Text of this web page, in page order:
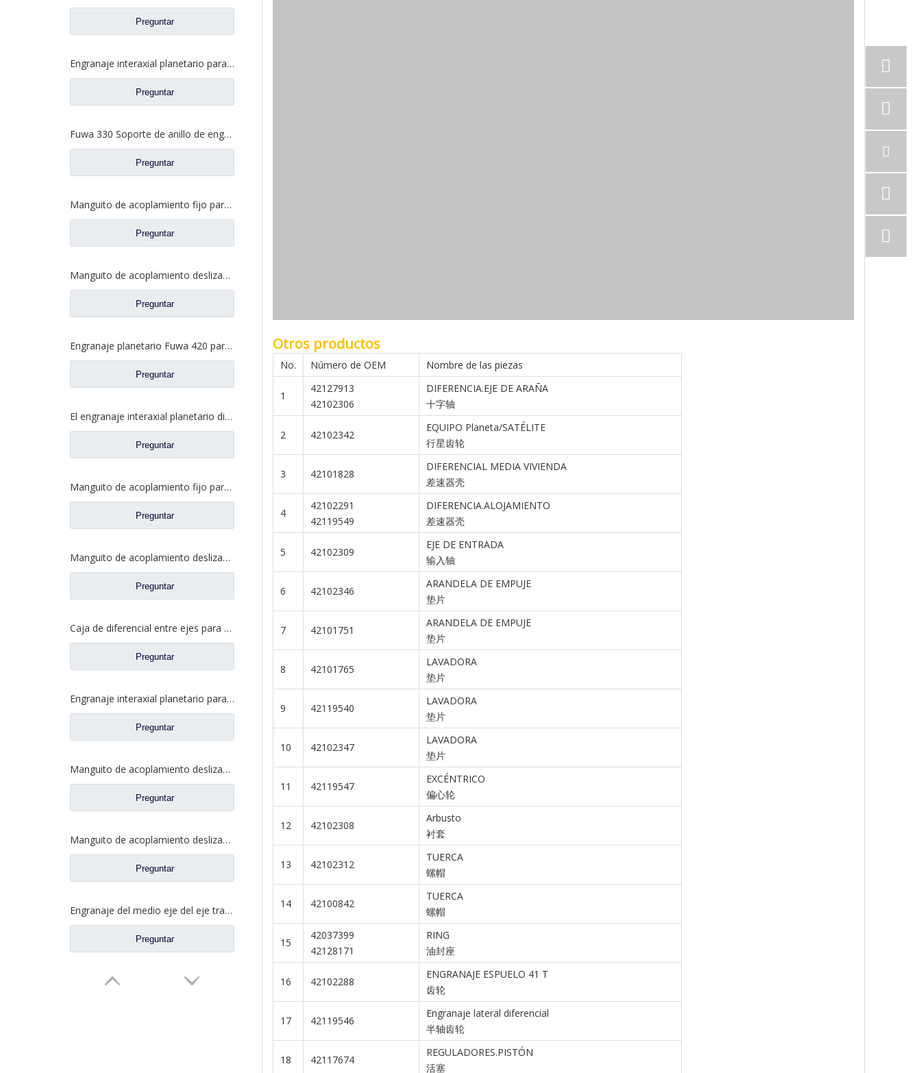
Preguntar
Engranaje interaxial planetario para piezas de camiones Fuwa 2SCF0040M0-8
Preguntar
Fuwa 330 Soporte de anillo de engranaje interno para Fuwa 330 Axle Ford Truck Repuestos FC0040M0-8
Preguntar
Manguito de acoplamiento fijo para repuestos de camiones Ford 2SBF0052M0-0
Preguntar
Manguito de acoplamiento deslizante entre ejes para repuestos de camiones Ford BF0401M0-8
Preguntar
Engranaje planetario Fuwa 420 para piezas de camiones Fuwa CF0401M0-9
Preguntar
El engranaje interaxial planetario diferencial de Interaxle para el camión de Fuwa parte CF0402M0-0
Preguntar
Manguito de acoplamiento fijo para repuestos 2SBF0050M0-8 de Ford Truck de eje Fuwa 470
Preguntar
Manguito de acoplamiento deslizante para repuestos BF0047M0-4 de Ford Truck de eje Fuwa 330
Preguntar
Caja de diferencial entre ejes para piezas de camiones Fuwa AY0412M0-8
Preguntar
Engranaje interaxial planetario para piezas de camiones Fuwa CF0001M0-5
Preguntar
Manguito de acoplamiento deslizante diferencial para piezas de repuesto 2SBF0051M0-9 de Ford Truck de eje Fuwa 470
Preguntar
Manguito de acoplamiento deslizante de bloqueo diferencial para repuestos de camiones Ford 2SBF0053M0-1
Preguntar
Engranaje del medio eje del eje trasero para los recambios CE0402M0-9 del camión de Ford
Preguntar
Otros productos
No. Número de OEM Nombre de las piezas
1
42127913
42102306
DIFERENCIA.EJE DE ARAÑA
十字轴
2 42102342
EQUIPO Planeta/SATÉLITE
行星齿轮
3 42101828
DIFERENCIAL MEDIA VIVIENDA
差速器壳
4
42102291
42119549
DIFERENCIA.ALOJAMIENTO
差速器壳
5 42102309
EJE DE ENTRADA
输入轴
6 42102346
ARANDELA DE EMPUJE
垫片
7 42101751
ARANDELA DE EMPUJE
垫片
8 42101765
LAVADORA
垫片
9 42119540
LAVADORA
垫片
10 42102347
LAVADORA
垫片
11 42119547
EXCÉNTRICO
偏心轮
12 42102308
Arbusto
衬套
13 42102312
TUERCA
螺帽
14 42100842
TUERCA
螺帽
15
42037399
42128171
RING
油封座
16 42102288
ENGRANAJE ESPUELO 41 T
齿轮
17 42119546
Engranaje lateral diferencial
半轴齿轮
18 42117674
REGULADORES.PISTÓN
活塞